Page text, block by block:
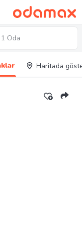
1 Oda
Haritada